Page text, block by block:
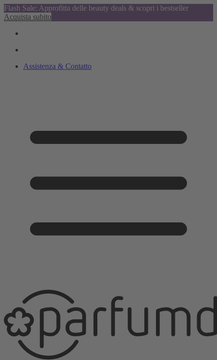
Flash Sale: Approfitta delle beauty deals & scopri i bestseller
Acquista subito
Assistenza & Contatto